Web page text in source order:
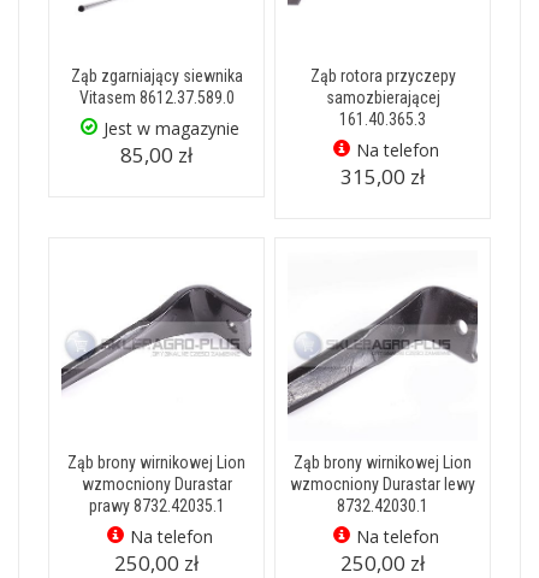
Ząb zgarniający siewnika
Vitasem 8612.37.589.0
Jest w magazynie
85,00 zł
Ząb rotora przyczepy
samozbierającej
161.40.365.3
Na telefon
315,00 zł
Ząb brony wirnikowej Lion
wzmocniony Durastar
prawy 8732.42035.1
Na telefon
250,00 zł
Ząb brony wirnikowej Lion
wzmocniony Durastar lewy
8732.42030.1
Na telefon
250,00 zł